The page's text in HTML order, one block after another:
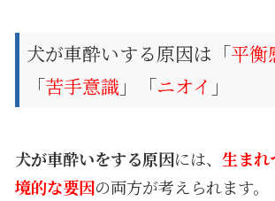
犬が車酔いする原因は「平衡
「苦手意識 」「ニオイ 」
犬が車酔いをする原因には、 生まれ
境的な要因の両方が考えられます。